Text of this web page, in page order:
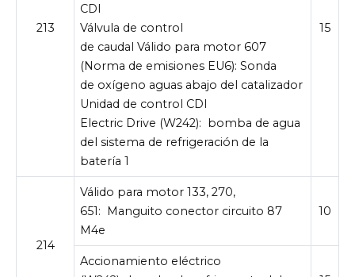
213
CDI
Válvula de control
de caudal Válido para motor 607
(Norma de emisiones EU6): Sonda
de oxígeno aguas abajo del catalizador
Unidad de control CDI
Electric Drive (W242): bomba de agua
del sistema de refrigeración de la
batería 1
15
214
Válido para motor 133, 270,
651: Manguito conector circuito 87
M4e
10
Accionamiento eléctrico